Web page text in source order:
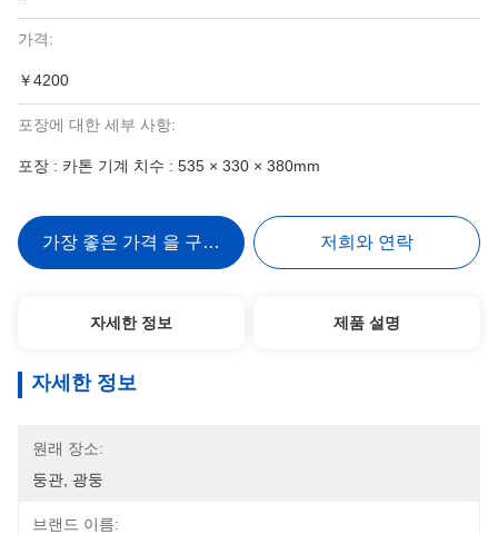
가격:
￥4200
포장에 대한 세부 사항:
포장 : 카톤 기계 치수 : 535 × 330 × 380mm
가장 좋은 가격 을 구하라 저희와 연락
자세한 정보 제품 설명
자세한 정보
원래 장소:
둥관, 광둥
브랜드 이름: